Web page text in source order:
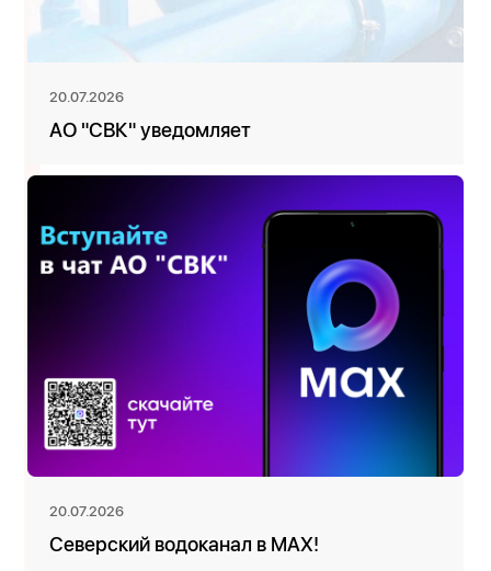
20.07.2026
АО "СВК" уведомляет
20.07.2026
Северский водоканал в MAX!